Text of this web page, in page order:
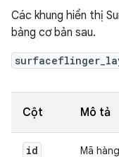
Các khung hiển thị
bảng cơ bản sau.
Cột Mô tả
id Mã